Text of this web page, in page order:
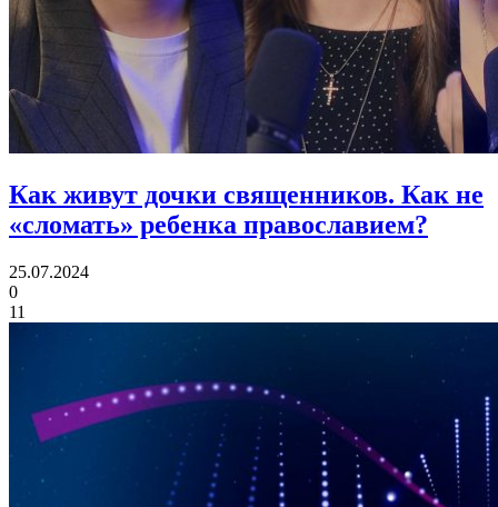
Как живут дочки священников. Как не
«сломать» ребенка православием?
25.07.2024
0
11